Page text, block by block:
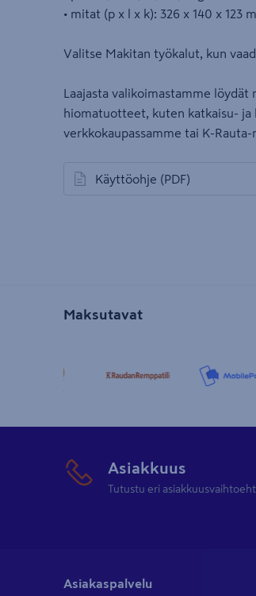
• mitat (p x l x k): 326 x 140 x 123
Valitse Makitan työkalut, kun
Laajasta valikoimastamme
hiomatuotteet, kuten katkaisu-
verkkokaupassamme tai K-Rauta-
Käyttöohje (PDF)
avautuu uuteen välilehteen
Maksutavat
Asiakkuus
Tutustu eri
Asiakaspalvelu